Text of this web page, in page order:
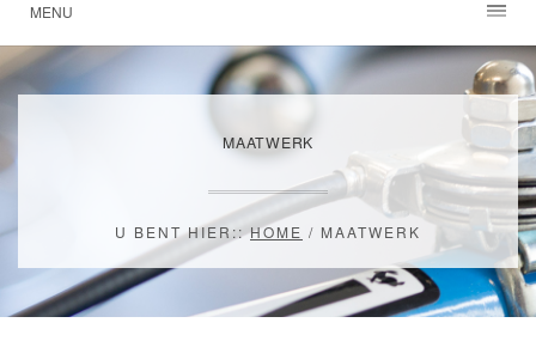
MENU
MAATWERK
U BENT HIER::HOME / MAATWERK